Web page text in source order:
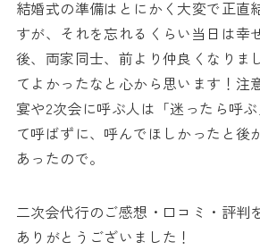
結婚式の準備はとにかく大変で正直
すが、それを忘れるくらい当日は幸
後、両家同士、前より仲良くなりま
てよかったなと心から思います！注
宴や2次会に呼ぶ人は「迷ったら呼
て呼ばずに、呼んでほしかったと後
あったので。
二次会代行のご感想・口コミ・評判
ありがとうございました！